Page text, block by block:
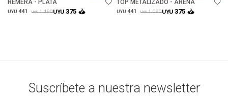
REMERA - PLATA
UYU 441 UYU 1.190UYU 375
TOP METALIZADO - ARENA
UYU 441 UYU 1.090UYU 375
Suscríbete a nuestra newsletter